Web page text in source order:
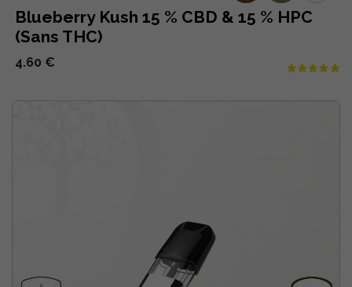
Blueberry Kush 15 % CBD & 15 % HPC
(Sans THC)
4.60 €